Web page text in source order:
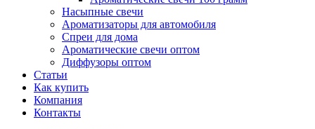
Насыпные свечи
Ароматизаторы для автомобиля
Спреи для дома
Ароматические свечи оптом
Диффузоры оптом
Статьи
Как купить
Компания
Контакты